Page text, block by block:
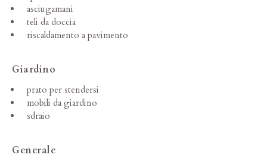
asciugamani
teli da doccia
riscaldamento a pavimento
Giardino
prato per stendersi
mobili da giardino
sdraio
Generale